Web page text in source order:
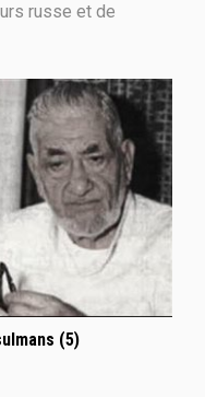
russe et de
(5)